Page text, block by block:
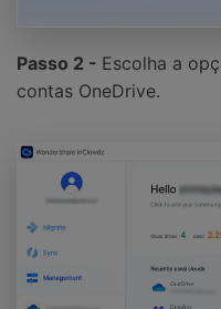
Passo 2 - Escolha a
contas OneDrive.